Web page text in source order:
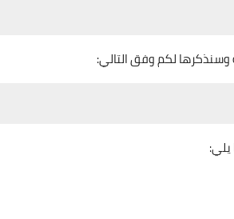
وسنذكرها لكم وفق التالي: